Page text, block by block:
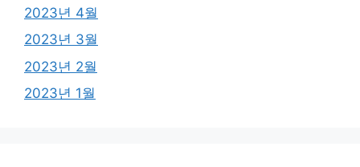
2023년 4월
2023년 3월
2023년 2월
2023년 1월